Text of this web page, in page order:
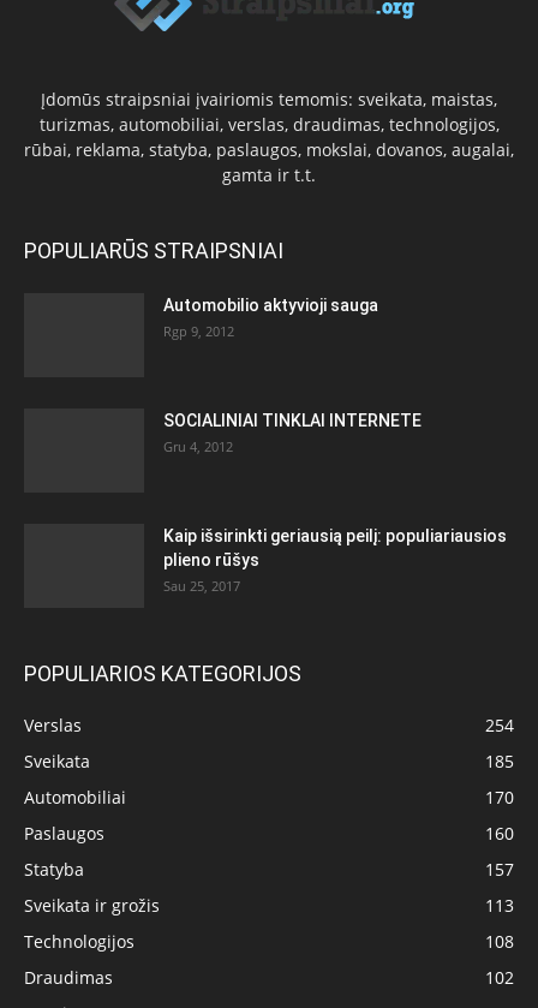
Įdomūs straipsniai įvairiomis temomis: sveikata, maistas,
turizmas, automobiliai, verslas, draudimas, technologijos,
rūbai, reklama, statyba, paslaugos, mokslai, dovanos, augalai,
gamta ir t.t.
POPULIARŪS STRAIPSNIAI
Automobilio aktyvioji sauga
Rgp 9, 2012
SOCIALINIAI TINKLAI INTERNETE
Gru 4, 2012
Kaip išsirinkti geriausią peilį: populiariausios
plieno rūšys
Sau 25, 2017
POPULIARIOS KATEGORIJOS
Verslas
254
Sveikata
185
Automobiliai
170
Paslaugos
160
Statyba
157
Sveikata ir grožis
113
Technologijos
108
Draudimas
102